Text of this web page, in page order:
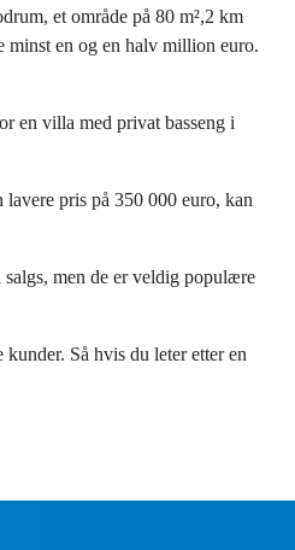
et område på 80 m²,2 km
minst en og en halv million euro.
en villa med privat basseng i
pris på 350 000 euro, kan
men de er veldig populære
Så hvis du leter etter en